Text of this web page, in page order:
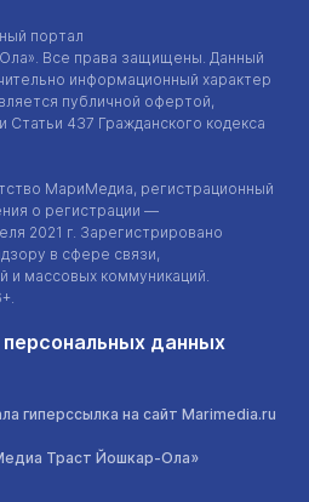
портал
. Все права защищены. Данный
информационный характер
публичной офертой,
437 Гражданского кодекса
МариМедиа, регистрационный
о регистрации —
2021 г. Зарегистрировано
в сфере связи,
и массовых коммуникаций.
данных
гиперссылка на сайт Marimedia.ru
Траст Йошкар-Ола»